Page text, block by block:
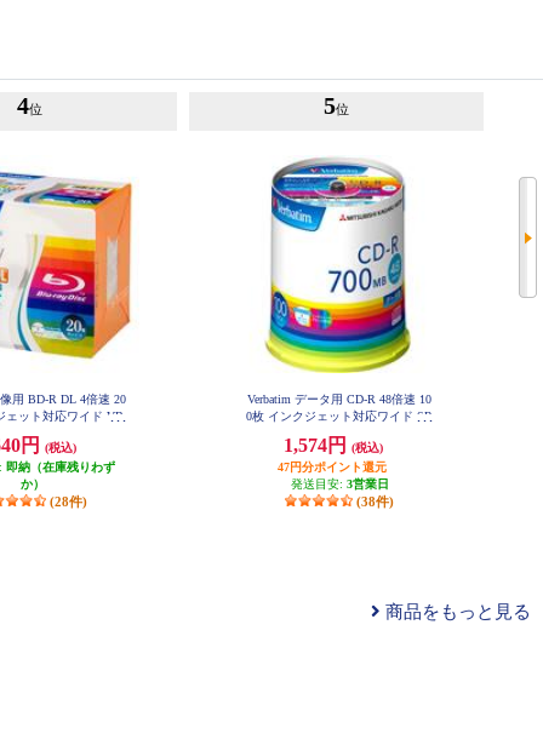
4位
用 BD-R DL 4倍速 20
ェット対応ワイド VB
円
(税込)
即納（在庫残りわず
か）
(28件)
5位
Verbatim データ用 CD-R 48倍速 10
0枚 インクジェット対応ワイド SR
1,574円
(税込)
47円分ポイント還元
発送目安: 3営業日
(38件)
商品をもっと見る